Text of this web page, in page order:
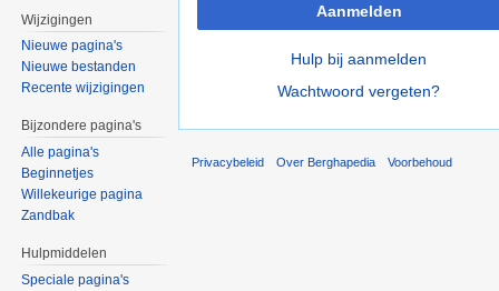
Aanmelden
Hulp bij aanmelden
Wachtwoord vergeten?
Wijzigingen
Nieuwe pagina's
Nieuwe bestanden
Recente wijzigingen
Bijzondere pagina's
Alle pagina's
Beginnetjes
Willekeurige pagina
Zandbak
Hulpmiddelen
Speciale pagina's
Privacybeleid Over Berghapedia Voorbehoud